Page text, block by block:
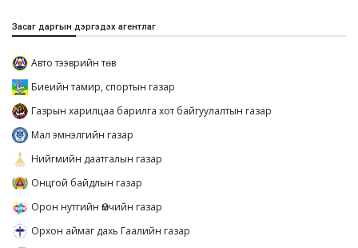
Засаг даргын дэргэдэх агентлаг
Авто тээврийн төв
Биеийн тамир, спортын газар
Газрын харилцаа барилга хот байгуулалтын газар
Мал эмнэлгийн газар
Нийгмийн даатгалын газар
Онцгой байдлын газар
Орон нутгийн Өмчийн газар
Орхон аймаг дахь Гаалийн газар